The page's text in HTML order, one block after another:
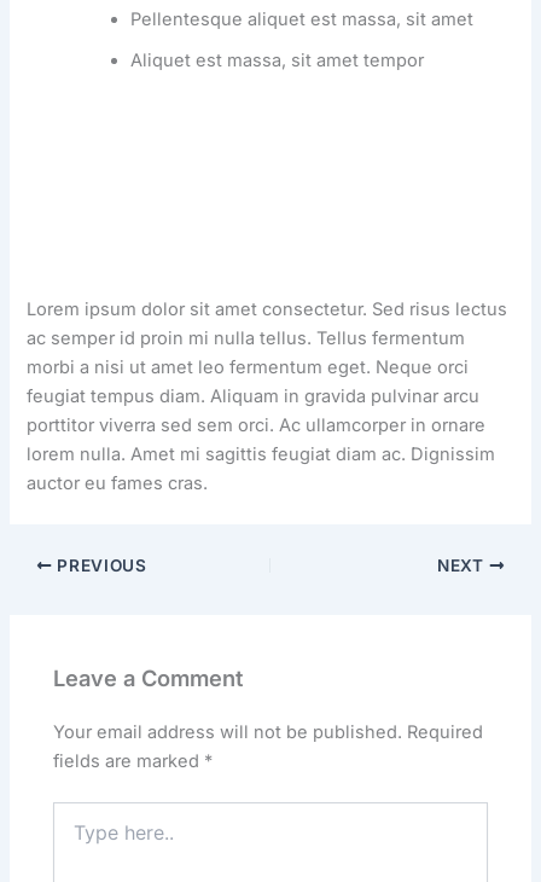
Pellentesque aliquet est massa, sit amet
Aliquet est massa, sit amet tempor
Lorem ipsum dolor sit amet consectetur. Sed risus lectus
ac semper id proin mi nulla tellus. Tellus fermentum
morbi a nisi ut amet leo fermentum eget. Neque orci
feugiat tempus diam. Aliquam in gravida pulvinar arcu
porttitor viverra sed sem orci. Ac ullamcorper in ornare
lorem nulla. Amet mi sagittis feugiat diam ac. Dignissim
auctor eu fames cras.
PREVIOUS NEXT
Leave a Comment
Your email address will not be published. Required
fields are marked *
here..